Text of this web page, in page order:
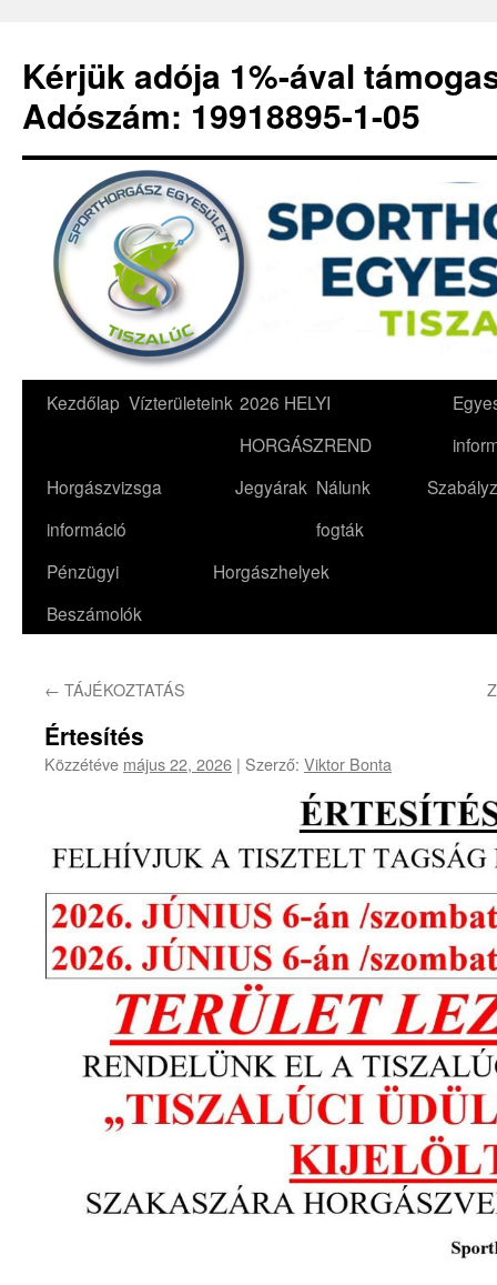
Kérjük adója 1%-ával
Adószám: 19918895-1-05
Kilépés
tartalomba
Kezdőlap Vízterületeink 2026 HELYI
HORGÁSZREND
Horgászvizsga
információ
Jegyárak Nálunk
fogták
Pénzügyi
Beszámolók
Horgászhelyek
← TÁJÉKOZTATÁS
Értesítés
Közzétéve május 22, 2026 | Szerző: Viktor Bonta